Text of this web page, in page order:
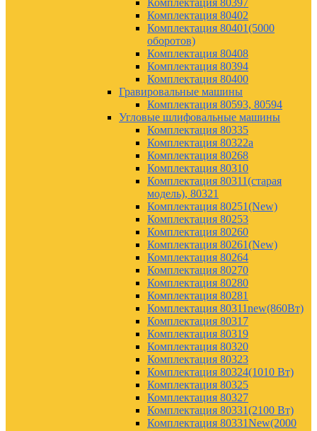
Комплектация 80397
Комплектация 80402
Комплектация 80401(5000
оборотов)
Комплектация 80408
Комплектация 80394
Комплектация 80400
Гравировальные машины
Комплектация 80593, 80594
Угловые шлифовальные машины
Комплектация 80335
Комплектация 80322а
Комплектация 80268
Комплектация 80310
Комплектация 80311(старая
модель), 80321
Комплектация 80251(New)
Комплектация 80253
Комплектация 80260
Комплектация 80261(New)
Комплектация 80264
Комплектация 80270
Комплектация 80280
Комплектация 80281
Комплектация 80311new(860Вт)
Комплектация 80317
Комплектация 80319
Комплектация 80320
Комплектация 80323
Комплектация 80324(1010 Вт)
Комплектация 80325
Комплектация 80327
Комплектация 80331(2100 Вт)
Комплектация 80331New(2000